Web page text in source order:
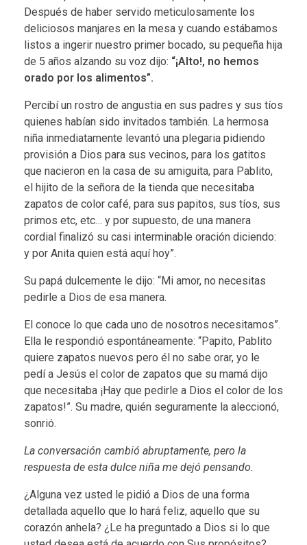
Después de haber servido meticulosamente los
deliciosos manjares en la mesa y cuando estábamos
listos a ingerir nuestro primer bocado, su pequeña hija
de 5 años alzando su voz dijo: “¡Alto!, no hemos
orado por los alimentos”.
Percibí un rostro de angustia en sus padres y sus tíos
quienes habían sido invitados también. La hermosa
niña inmediatamente levantó una plegaria pidiendo
provisión a Dios para sus vecinos, para los gatitos
que nacieron en la casa de su amiguita, para Pablito,
el hijito de la señora de la tienda que necesitaba
zapatos de color café, para sus papitos, sus tíos, sus
primos etc, etc… y por supuesto, de una manera
cordial finalizó su casi interminable oración diciendo:
y por Anita quien está aquí hoy”.
Su papá dulcemente le dijo: “Mi amor, no necesitas
pedirle a Dios de esa manera.
El conoce lo que cada uno de nosotros necesitamos”.
Ella le respondió espontáneamente: “Papito, Pablito
quiere zapatos nuevos pero él no sabe orar, yo le
pedí a Jesús el color de zapatos que su mamá dijo
que necesitaba ¡Hay que pedirle a Dios el color de los
zapatos!”. Su madre, quién seguramente la aleccionó,
sonrió.
La conversación cambió abruptamente, pero la
respuesta de esta dulce niña me dejó pensando.
¿Alguna vez usted le pidió a Dios de una forma
detallada aquello que lo hará feliz, aquello que su
corazón anhela? ¿Le ha preguntado a Dios si lo que